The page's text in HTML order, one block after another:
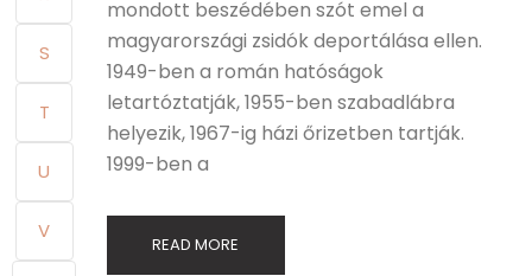
S
T
U
V
mondott beszédében szót emel a
magyarországi zsidók deportálása ellen.
1949-ben a román hatóságok
letartóztatják, 1955-ben szabadlábra
helyezik, 1967-ig házi őrizetben tartják.
1999-ben a
READ MORE